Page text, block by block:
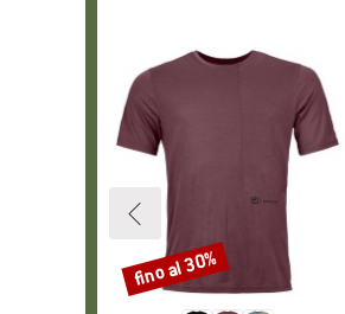
Sconto
fino al 30%